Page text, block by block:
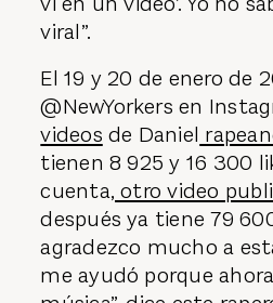
viral”.
El 19 y 20 de enero de
@NewYorkers en
videos de Daniel
tienen 8 925 y 16 300
cuenta, otro video
después ya tiene 79
agradezco mucho a
me ayudó porque